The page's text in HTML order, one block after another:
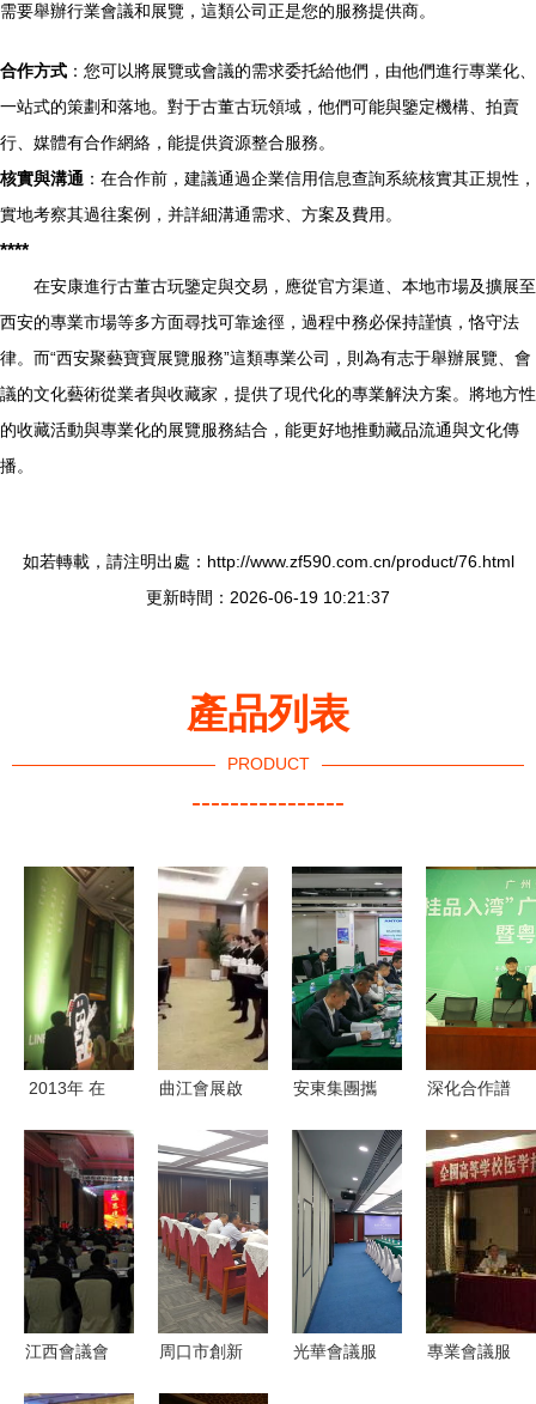
需要舉辦行業會議和展覽，這類公司正是您的服務提供商。
合作方式 ：您可以將展覽或會議的需求委托給他們，由他們進行專業化、
一站式的策劃和落地。對于古董古玩領域，他們可能與鑒定機構、拍賣
行、媒體有合作網絡，能提供資源整合服務。
核實與溝通 ：在合作前，建議通過企業信用信息查詢系統核實其正規性，
實地考察其過往案例，并詳細溝通需求、方案及費用。
****
在安康進行古董古玩鑒定與交易，應從官方渠道、本地市場及擴展至
西安的專業市場等多方面尋找可靠途徑，過程中務必保持謹慎，恪守法
律。而“西安聚藝寶寶展覽服務”這類專業公司，則為有志于舉辦展覽、會
議的文化藝術從業者與收藏家，提供了現代化的專業解決方案。將地方性
的收藏活動與專業化的展覽服務結合，能更好地推動藏品流通與文化傳
播。
如若轉載，請注明出處：http://www.zf590.com.cn/product/76.html
更新時間：2026-06-19 10:21:37
產品列表
PRODUCT
----------------
2013年 在
示服務體系
的多層升級
曲江會展啟
式！“會小
二”五星級
服務等你來
體驗
安東集團攜
部代表及油
氣行業代表
團，共繪能
源合作新藍
深化合作譜
消費協作再
升級，“桂
品入灣”助
推區域發展
江西會議會
周口市創新
光華會議服
專業會議服